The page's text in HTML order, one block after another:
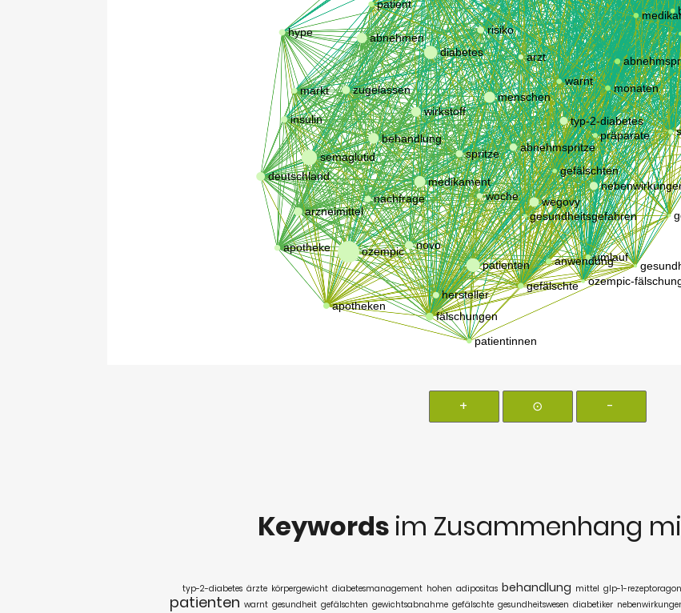
+ ⊙ -
Keywords im Zusammenhang
typ-2-diabetes ärzte körpergewicht diabetesmanagement hohen adipositas behandlung mittel glp-1-
patienten warnt gesundheit gefälschten gewichtsabnahme gefälschte gesundheitswesen diabetiker